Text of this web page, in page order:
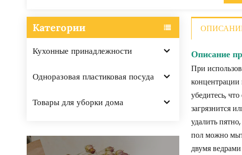
Категории
Кухонные принадлежности
Одноразовая пластиковая посуда
Товары для уборки дома
Описание
При
убедитесь,
загрязнится
удалить
пол можно
двумя